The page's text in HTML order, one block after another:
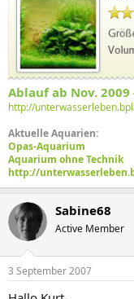
Ablauf ab Nov. 2009
http://
Aktuelle Aquarien:
Opas-Aquarium
Aquarium ohne Technik
http://
Sabine68
Active Member
3 September 2007